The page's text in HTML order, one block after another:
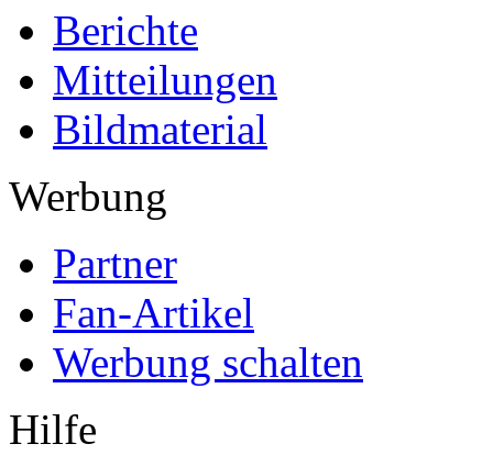
Berichte
Mitteilungen
Bildmaterial
Werbung
Partner
Fan-Artikel
Werbung schalten
Hilfe